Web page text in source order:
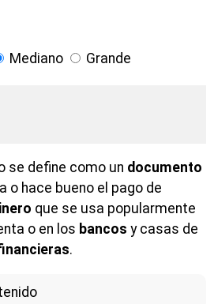
Mediano Grande
se define como un documento
o hace bueno el pago de
que se usa popularmente
o en los bancos y casas de
.